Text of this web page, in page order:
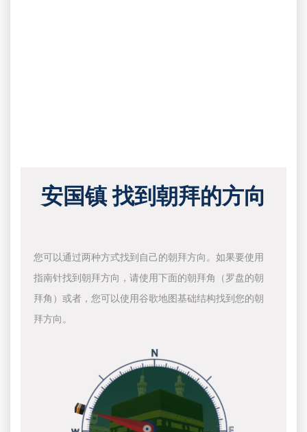
安国镇 找到朝拜的方向
您可以通过两种方式找到自己的朝拜方向。如果要使用
指南针找到朝拜方向，请使用下面的朝拜角（罗盘的朝
拜角）或者，您可以使用谷歌地图基础结构找到您的朝
拜方向。